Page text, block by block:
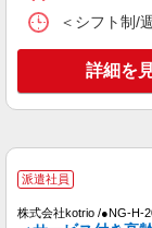
派遣社員
株式会社kotrio /
キー
＜シフト制/
詳細を
派遣社員
株式会社kotrio /●NG-H-